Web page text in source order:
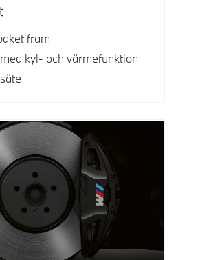
fram
kyl- och värmefunktion